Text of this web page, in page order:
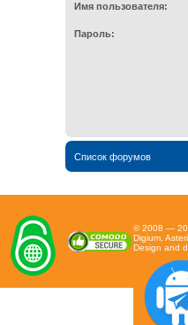
Имя пользователя:
Пароль:
Список форумов
© 2008 —
Digium,
Design and